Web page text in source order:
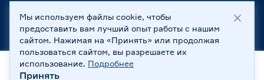
ООО «Бауцентр Рус» 2004 -2026, 236029, г. Калининград,
ул. А.Невского, 205. ИНН 7702596813, КПП 390601001 ©
Все права защищены
Политика обработки персональных данных
Правовая информация
Мы используем файлы cookie, чтобы
предоставить вам лучший опыт работы с нашим
сайтом. Нажимая на «Принять» или продолжая
пользоваться сайтом, вы разрешаете их
использование. Подробнее
Принять